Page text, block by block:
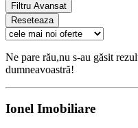
Filtru Avansat
Reseteaza
Ne pare rău,nu s-au găsit
dumneavoastră!
Ionel Imobiliare